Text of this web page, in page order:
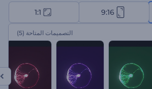
التقديمي المشحون بالطاقة. ابدأ الآن!
9:16
1:1
التصميمات المتاحة (5)